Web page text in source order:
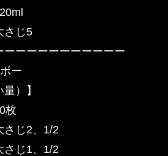
さじ5
ーーーーーーーーーーー
ー
）】
枚
さじ2、1/2
さじ1、1/2